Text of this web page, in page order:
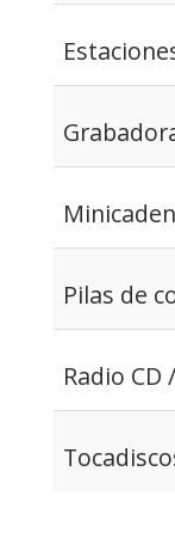
Pilas de
Radio